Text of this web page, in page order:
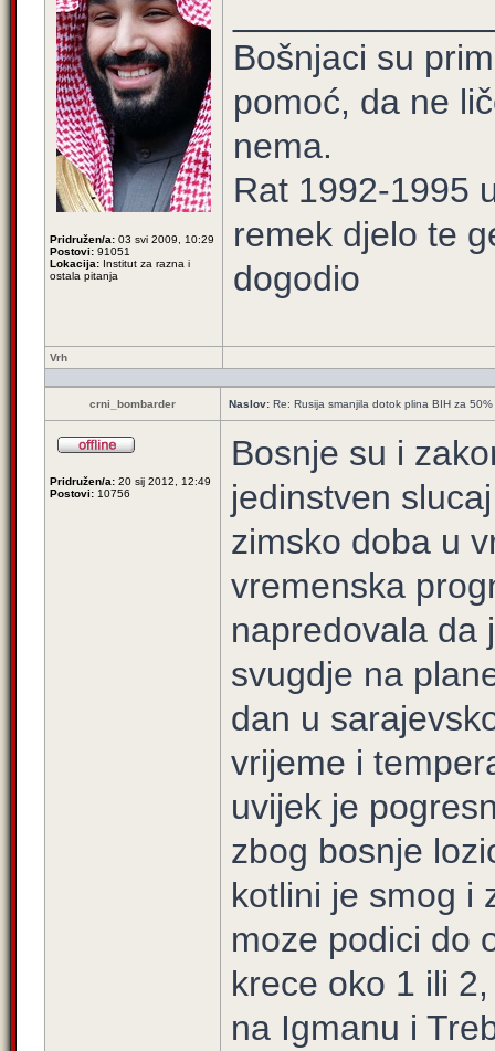
Pridružen/a: 03 svi 2009, 10:29
Postovi: 91051
Lokacija: Institut za razna i
ostala pitanja
Bošnjaci su
pomoć, da ne
nema.
Rat 1992-1995
remek djelo te
dogodio
Vrh
crni_bombarder Naslov: Re: Rusija smanjila dotok plina BIH za 50%
Pridružen/a: 20 sij 2012, 12:49
Postovi: 10756
Bosnje su i
jedinstven
zimsko doba u
vremenska
napredovala da
svugdje na
dan u
vrijeme i
uvijek je
zbog bosnje
kotlini je smog i
moze podici do
krece oko 1 ili
na Igmanu i